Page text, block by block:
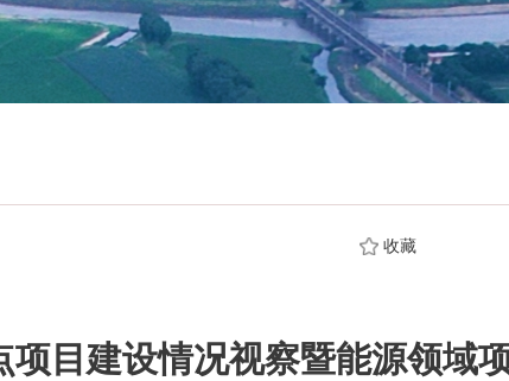
收藏
项目建设情况视察暨能源领域